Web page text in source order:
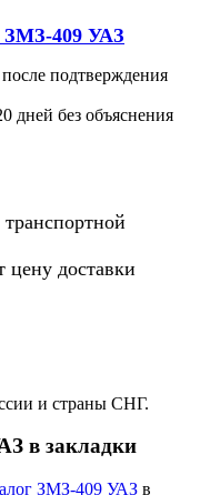
ЗМЗ-409 УАЗ
подтверждения
дней без объяснения
транспортной
цену доставки
и страны СНГ.
в закладки
ЗМЗ-409 УАЗ в